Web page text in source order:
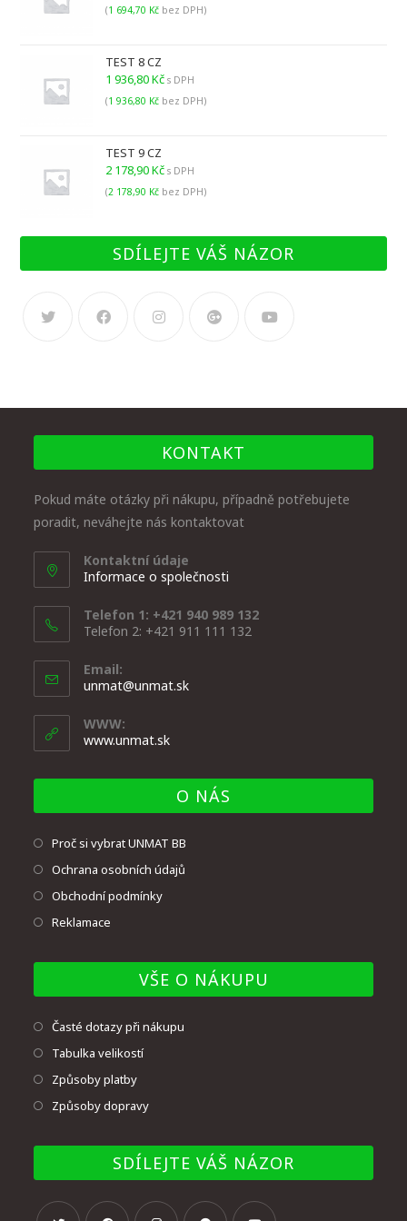
(1 694,70 Kč bez DPH)
TEST 8 CZ
1 936,80Kč s DPH
(1 936,80 Kč bez DPH)
TEST 9 CZ
2 178,90Kč s DPH
(2 178,90 Kč bez DPH)
SDÍLEJTE VÁŠ NÁZOR
KONTAKT
Pokud máte otázky při nákupu, případně potřebujete
poradit, neváhejte nás kontaktovat
Kontaktní údaje
Informace o společnosti
Telefon 1: +421 940 989 132
Telefon 2: +421 911 111 132
Email:
unmat@unmat.sk
WWW:
www.unmat.sk
O NÁS
Proč si vybrat UNMAT BB
Ochrana osobních údajů
Obchodní podmínky
Reklamace
VŠE O NÁKUPU
Časté dotazy při nákupu
Tabulka velikostí
Způsoby platby
Způsoby dopravy
SDÍLEJTE VÁŠ NÁZOR